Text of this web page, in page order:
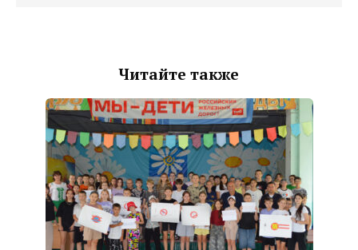
Читайте также